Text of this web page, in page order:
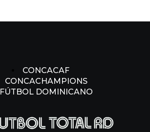
CONCACAF
CONCACHAMPIONS
FÚTBOL DOMINICANO